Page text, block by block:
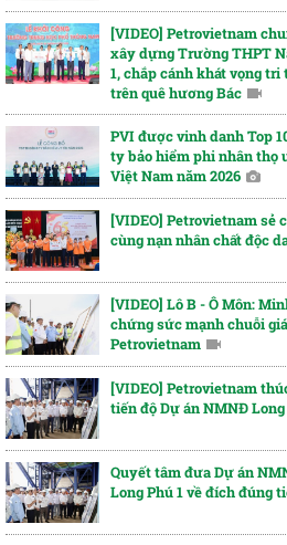
[VIDEO] Petrovietnam
xây dựng Trường THPT
1, chắp cánh khát vọng tri
trên quê hương Bác
PVI được vinh danh Top
ty bảo hiểm phi nhân thọ
Việt Nam năm 2026
[VIDEO] Petrovietnam sẻ
cùng nạn nhân chất độc
[VIDEO] Lô B - Ô Môn:
chứng sức mạnh chuỗi
Petrovietnam
[VIDEO] Petrovietnam
tiến độ Dự án NMNĐ Long
Quyết tâm đưa Dự án
Long Phú 1 về đích đúng